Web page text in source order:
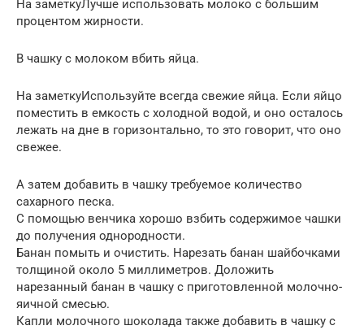
На заметкуЛучше использовать молоко с большим
процентом жирности.
В чашку с молоком вбить яйца.
На заметкуИспользуйте всегда свежие яйца. Если яйцо
поместить в емкость с холодной водой, и оно осталось
лежать на дне в горизонтально, то это говорит, что оно
свежее.
А затем добавить в чашку требуемое количество
сахарного песка.
С помощью венчика хорошо взбить содержимое чашки
до получения однородности.
Банан помыть и очистить. Нарезать банан шайбочками
толщиной около 5 миллиметров. Доложить
нарезанный банан в чашку с приготовленной молочно-
яичной смесью.
Капли молочного шоколада также добавить в чашку с